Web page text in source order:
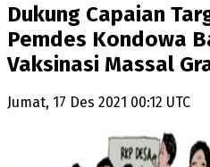
Dukung Capaian
Pemdes Kondowa
Vaksinasi Massal
Jumat, 17 Des 2021 00:12 UTC